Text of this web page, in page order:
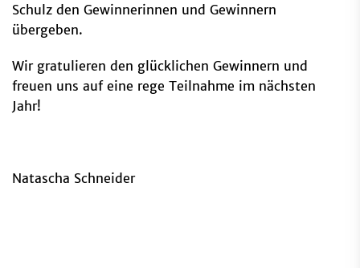
Schulz den Gewinnerinnen und Gewinnern
übergeben.
Wir gratulieren den glücklichen Gewinnern und
freuen uns auf eine rege Teilnahme im nächsten
Jahr!
Natascha Schneider